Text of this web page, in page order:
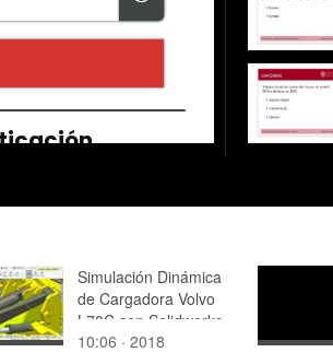
Simulación Dinámica
de Cargadora Volvo
L70C con Solidworks
Motion v2017 - 09 de
10:06 · 2018